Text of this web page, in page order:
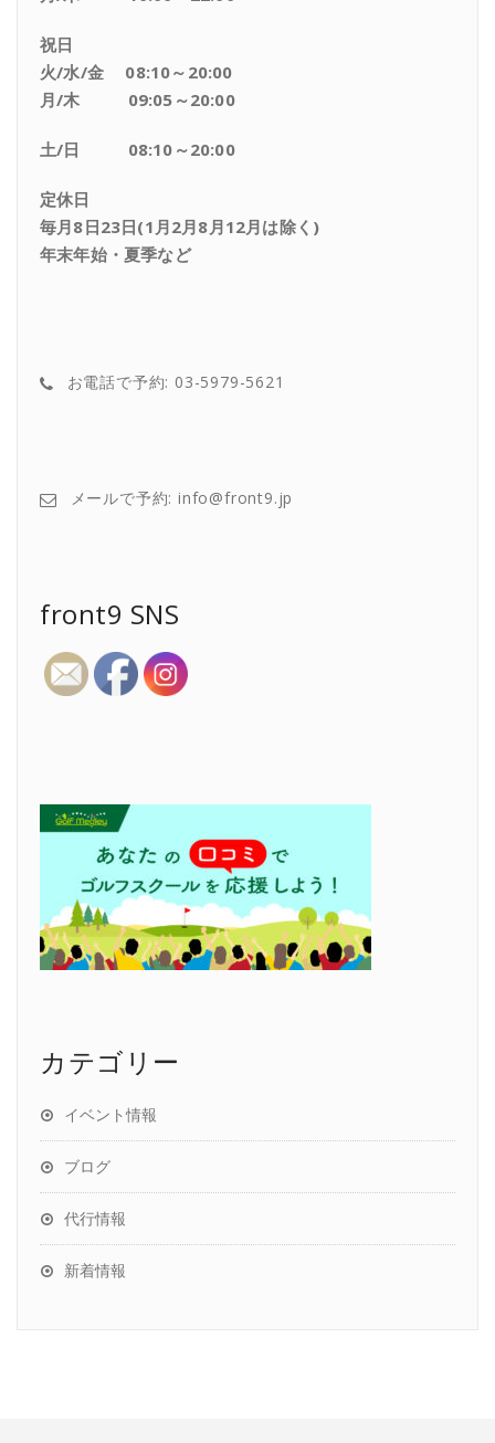
祝日
火/水/金 08:10～20:00
月/木 09:05～20:00
土/日 08:10～20:00
定休日
毎月8日23日(1月2月8月12月は除く)
年末年始・夏季など
お電話で予約: 03-5979-5621
メールで予約: info@front9.jp
front9 SNS
カテゴリー
イベント情報
ブログ
代行情報
新着情報